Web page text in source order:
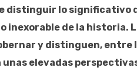
distinguir lo significativo
inexorable de la
y distinguen, entre
elevadas